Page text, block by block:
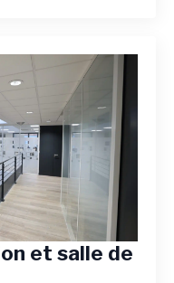
et salle de